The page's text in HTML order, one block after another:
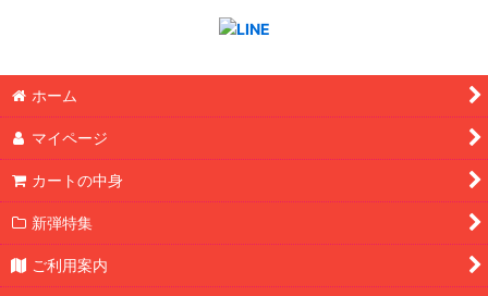
ホーム
マイページ
カートの中身
新弾特集
ご利用案内